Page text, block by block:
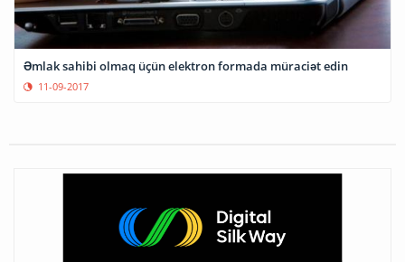
Əmlak sahibi olmaq üçün elektron formada müraciət edin
11-09-2017